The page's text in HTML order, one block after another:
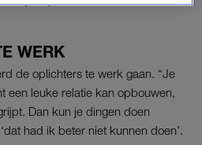
WERK
de oplichters te werk gaan. “Je
een leuke relatie kan opbouwen,
Dan kun je dingen doen
had ik beter niet kunnen doen’.